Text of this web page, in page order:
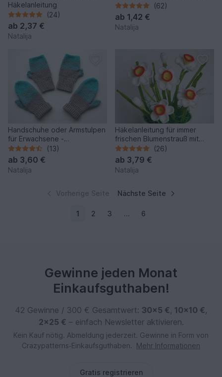
Häkelanleitung
(24)
ab 2,37 €
Natalija
(62)
ab 1,42 €
Natalija
Handschuhe oder Armstulpen
für Erwachsene -
Häkelanleitung 2 in 1
(13)
ab 3,60 €
Natalija
Häkelanleitung für immer
frischen Blumenstrauß mit
Narzissen
(26)
ab 3,79 €
Natalija
Vorherige Seite Nächste Seite
1 2 3 … 6
Gewinne jeden Monat
Einkaufsguthaben!
42 Gewinne / 300 € Gesamtwert: 30×5 €, 10×10 €,
2×25 € – einfach Newsletter aktivieren.
Kein Kauf nötig. Abmeldung jederzeit. Gewinne in Form von
Crazypatterns‑Einkaufsguthaben.
Mehr Informationen
Gratis registrieren